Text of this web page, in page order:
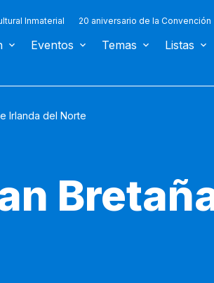
Inmaterial 20 aniversario de la Convención
Eventos Temas Listas
Irlanda del Norte